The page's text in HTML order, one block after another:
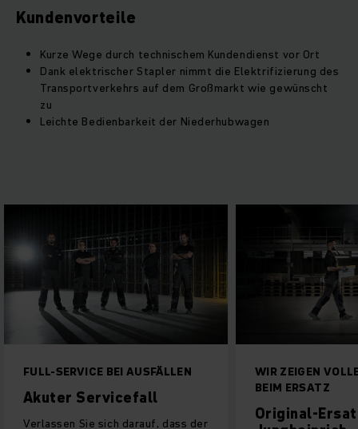
Kundenvorteile
Kurze Wege durch technischem Kundendienst vor Ort
Dank elektrischer Stapler nimmt die Elektrifizierung des
Transportverkehrs auf dem Großmarkt wie gewünscht
zu
Leichte Bedienbarkeit der Niederhubwagen
FULL-SERVICE BEI AUSFÄLLEN
Akuter Servicefall
Verlassen Sie sich darauf, dass der
WIR ZEIGEN
BEIM ERSATZ
Original-